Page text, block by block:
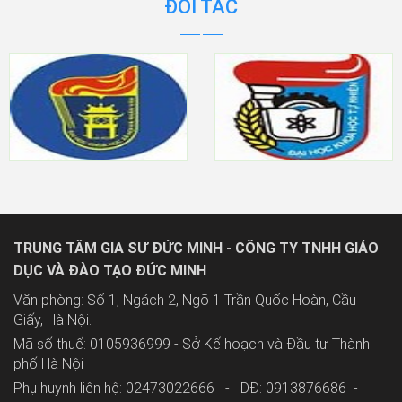
ĐỐI TÁC
TRUNG TÂM GIA SƯ ĐỨC MINH - CÔNG TY TNHH GIÁO
DỤC VÀ ĐÀO TẠO ĐỨC MINH
Văn phòng: Số 1, Ngách 2, Ngõ 1 Trần Quốc Hoàn, Cầu
Giấy, Hà Nội.
Mã số thuế: 0105936999 - Sở Kế hoạch và Đầu tư Thành
phố Hà Nội
Phụ huynh liên hệ: 02473022666 - DĐ: 0913876686 -